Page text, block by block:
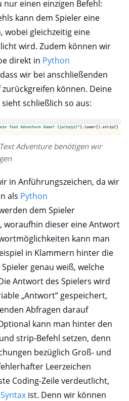
einen einzigen Befehl:
kann dem Spieler eine
wobei gleichzeitig eine
wird. Zudem können wir
direkt in Python
wir bei anschließenden
können. Deine
sieht schließlich so aus:
Adventure benötigen wir
in Anführungszeichen, da wir
als Python
dem Spieler
woraufhin dieser eine Antwort
kann man
in Klammern hinter die
genau weiß, welche
Antwort des Spielers wird
„Antwort“ gespeichert,
Abfragen darauf
kann man hinter den
strip-Befehl setzen, denn
bezüglich Groß- und
Leerzeichen
Coding-Zeile verdeutlicht,
ist. Denn wir können